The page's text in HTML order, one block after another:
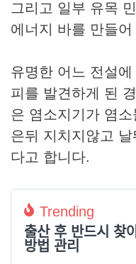
그리고 일부 유목
에너지 바를 만들
유명한 어느 전설
피를 발견하게 된
은 염소지기가 염
은뒤 지치지않고
다고 합니다.
Trending
출산 후 반드시 찾
방법 관리